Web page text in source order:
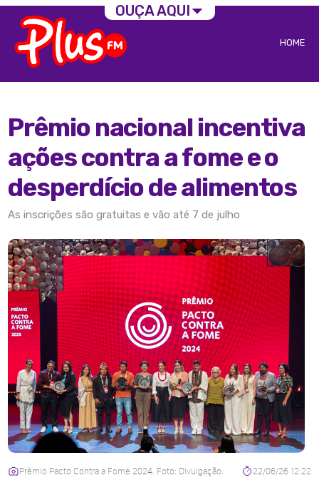
HOME
Prêmio nacional incentiva
ações contra a fome e o
desperdício de alimentos
As inscrições são gratuitas e vão até 7 de julho
Prêmio Pacto Contra a Fome 2024. Foto: Divulgação. 22/06/26 12:22
OUÇA AQUI